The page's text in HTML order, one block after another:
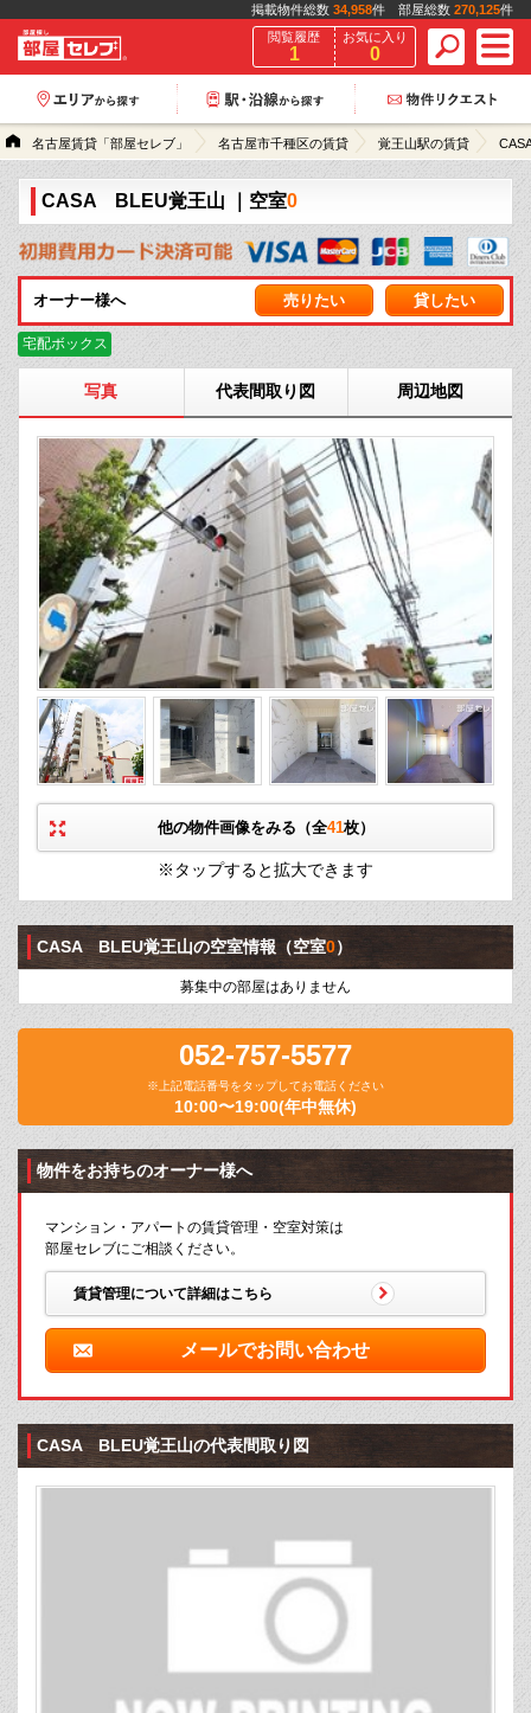
掲載物件総数 34,958件 部屋総数 270,125件
閲覧履歴
1
お気に入り
0
名古屋賃貸「部屋セレブ」 名古屋市千種区の賃貸 覚王山駅の賃貸
CASA BLEU覚王山 ｜空室0
オーナー様へ 売りたい 貸したい
宅配ボックス
写真 代表間取り図 周辺地図
他の物件画像をみる（全41枚）
※タップすると拡大できます
CASA BLEU覚王山の空室情報（空室0）
募集中の部屋はありません
052-757-5577
※上記電話番号をタップしてお電話ください
10:00〜19:00(年中無休)
物件をお持ちのオーナー様へ
マンション・アパートの賃貸管理・空室対策は
部屋セレブにご相談ください。
賃貸管理について詳細はこちら
メールでお問い合わせ
CASA BLEU覚王山の代表間取り図